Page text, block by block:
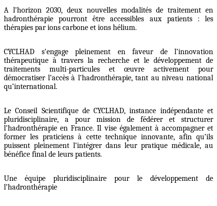
A l’horizon 2030, deux nouvelles modalités de traitement en
hadronthérapie pourront être accessibles aux patients : les
thérapies par ions carbone et ions hélium.
CYCLHAD s’engage pleinement en faveur de l’innovation
thérapeutique à travers la recherche et le développement de
traitements multi-particules et œuvre activement pour
démocratiser l’accès à l’hadronthérapie, tant au niveau national
qu’international.
Le Conseil Scientifique de CYCLHAD, instance indépendante et
pluridisciplinaire, a pour mission de fédérer et structurer
l’hadronthérapie en France. Il vise également à accompagner et
former les praticiens à cette technique innovante, afin qu’ils
puissent pleinement l’intégrer dans leur pratique médicale, au
bénéfice final de leurs patients.
Une équipe pluridisciplinaire pour le développement de
l’hadronthérapie